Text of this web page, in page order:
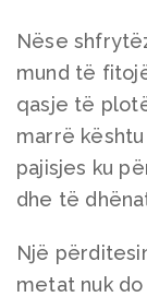
Nëse
mund të
qasje të
marrë
pajisjes ku
dhe të
Një
metat nuk